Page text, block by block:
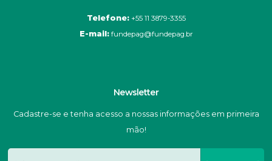
Telefone:+55 11 3879-3355
E-mail:fundepag@fundepag.br
Newsletter
Cadastre-se e tenha acesso a nossas informações em primeira
mão!